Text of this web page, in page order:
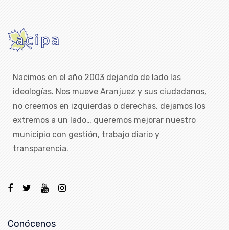
Nacimos en el año 2003 dejando de lado las
ideologías. Nos mueve Aranjuez y sus ciudadanos,
no creemos en izquierdas o derechas, dejamos los
extremos a un lado… queremos mejorar nuestro
municipio con gestión, trabajo diario y
transparencia.
Conócenos